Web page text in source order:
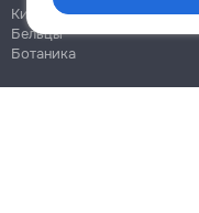
Кишинёв
Бельцы
Ботаника